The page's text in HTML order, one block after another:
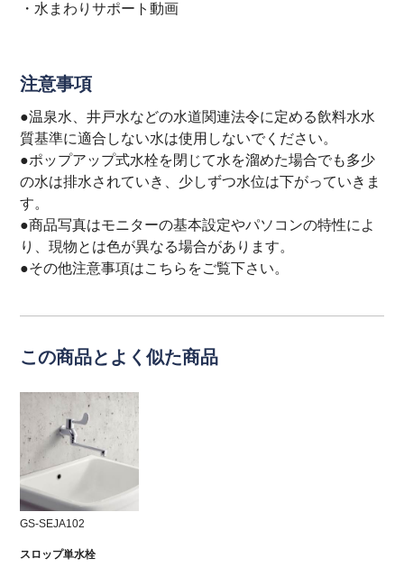
・ 水まわりサポート動画
注意事項
●温泉水、井戸水などの水道関連法令に定める飲料水水
質基準に適合しない水は使用しないでください。
●ポップアップ式水栓を閉じて水を溜めた場合でも多少
の水は排水されていき、少しずつ水位は下がっていきま
す。
●商品写真はモニターの基本設定やパソコンの特性によ
り、現物とは色が異なる場合があります。
●その他注意事項はこちら をご覧下さい。
この商品とよく似た商品
GS-SEJA102
スロップ単水栓